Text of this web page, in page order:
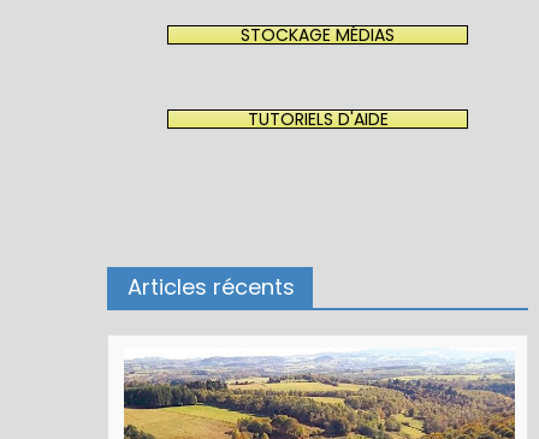
STOCKAGE MÉDIAS
TUTORIELS D'AIDE
Articles récents